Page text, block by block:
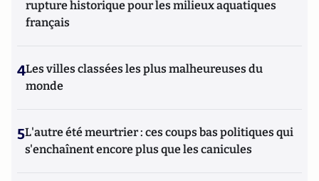
rupture historique pour les milieux aquatiques
français
4Les villes classées les plus malheureuses du
monde
5L'autre été meurtrier : ces coups bas politiques qui
s'enchaînent encore plus que les canicules